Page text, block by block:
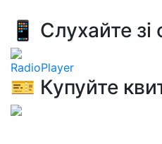
📱 Слухайте
RadioPlayer
🎫 Купуйте